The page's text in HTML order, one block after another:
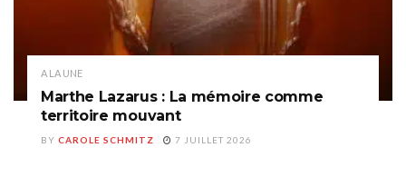
A LA UNE
Marthe Lazarus : La mémoire comme
territoire mouvant
BY CAROLE SCHMITZ 7 JUILLET 2026